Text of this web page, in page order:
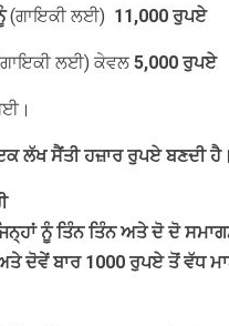
(ਗਾਇਕੀ ਲਈ) 11,000 ਰੁਪਏ
ਲਈ) ਕੇਵਲ 5,000 ਰੁਪਏ
ਲੱਖ ਸੈਂਤੀ ਹਜ਼ਾਰ ਰੁਪਏ ਬਣਦੀ ਹੈ।
ਨੂੰ ਤਿੰਨ ਤਿੰਨ ਅਤੇ ਦੋ ਦੋ
ਦੋਵੇਂ ਬਾਰ 1000 ਰੁਪਏ ਤੋਂ ਵੱਧ